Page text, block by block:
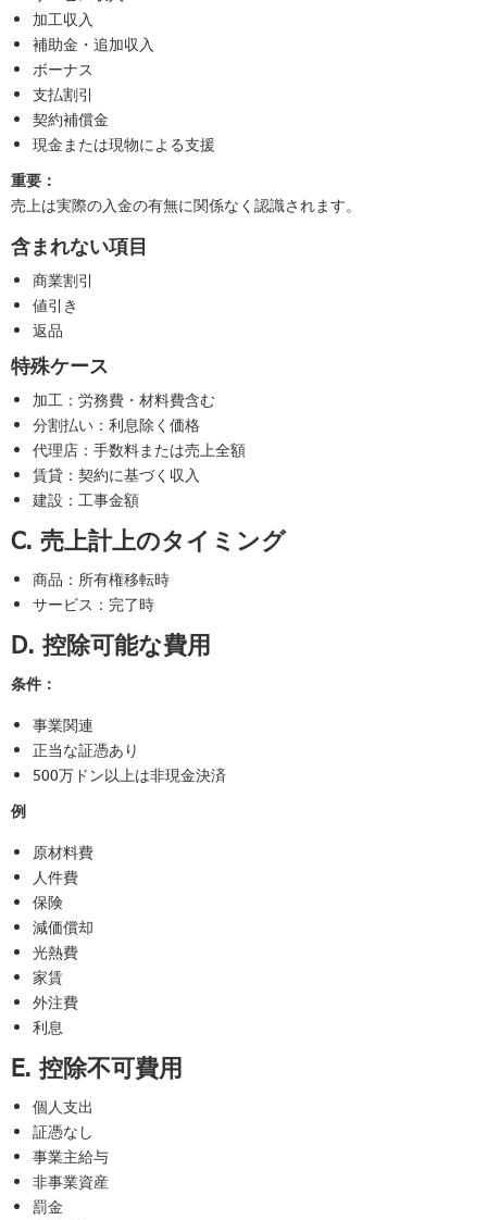
加工収入
補助金・追加収入
ボーナス
支払割引
契約補償金
現金または現物による支援
重要：
売上は実際の入金の有無に関係なく認識されます。
含まれない項目
商業割引
値引き
返品
特殊ケース
加工：労務費・材料費含む
分割払い：利息除く価格
代理店：手数料または売上全額
賃貸：契約に基づく収入
建設：工事金額
C. 売上計上のタイミング
商品：所有権移転時
サービス：完了時
D. 控除可能な費用
条件：
事業関連
正当な証憑あり
500万ドン以上は非現金決済
例
原材料費
人件費
保険
減価償却
光熱費
家賃
外注費
利息
E. 控除不可費用
個人支出
証憑なし
事業主給与
非事業資産
罰金